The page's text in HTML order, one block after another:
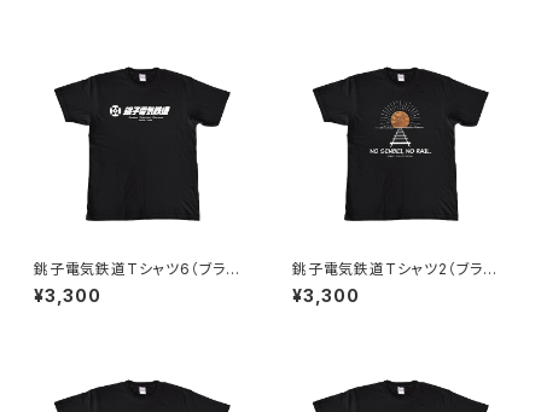
銚子電気鉄道Tシャツ6（ブラッ
ク）
¥3,300
銚子電気鉄道Tシャツ2（ブラッ
ク）
¥3,300